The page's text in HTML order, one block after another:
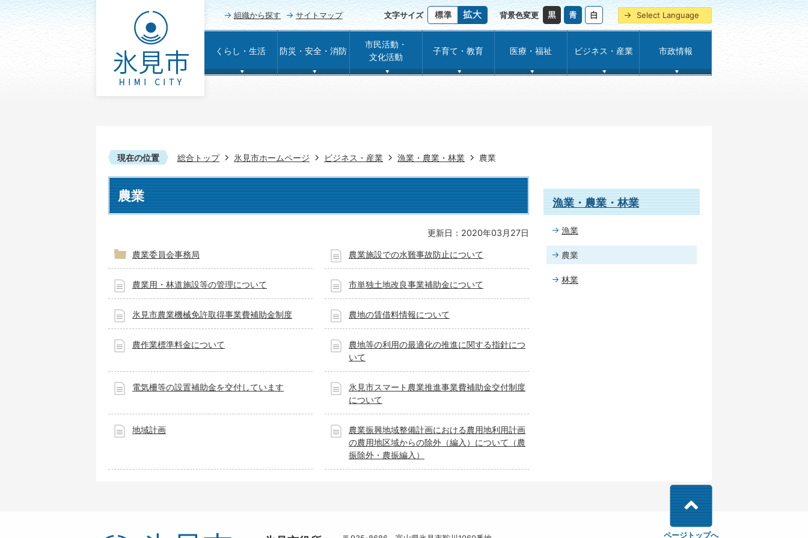
組織から探す サイトマップ 文字サイズ 背景色変更 Select Language
くらし・生活 防災・安全・消防
市民活動・
文化活動
子育て・教育 医療・福祉 ビジネス・産業 市政情報
現在の位置 総合トップ 氷見市ホームページ ビジネス・産業 漁業・農業・林業 農業
農業
更新日：2020年03月27日
農業委員会事務局 農業施設での水難事故防止について
農業用・林道施設等の管理について 市単独土地改良事業補助金について
氷見市農業機械免許取得事業費補助金制度 農地の賃借料情報について
農作業標準料金について
農地等の利用の最適化の推進に関する指針につ
いて
電気柵等の設置補助金を交付しています
氷見市スマート農業推進事業費補助金交付制度
について
地域計画
農業振興地域整備計画における農用地利用計画
の農用地区域からの除外（編入）について（農
振除外・農振編入）
漁業・農業・林業
漁業
農業
林業
ページトップへ